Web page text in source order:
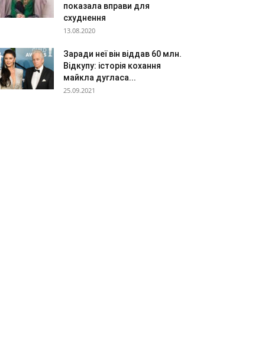
показала вправи для
схуднення
13.08.2020
Заради неї він віддав 60 млн.
Відкупу: історія кохання
майкла дугласа...
25.09.2021